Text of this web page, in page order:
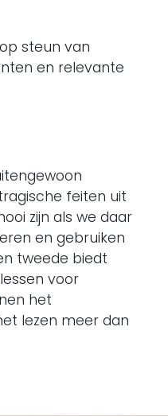
steun van
en relevante
feiten uit
zijn als we daar
en gebruiken
tweede biedt
voor
het
lezen meer dan